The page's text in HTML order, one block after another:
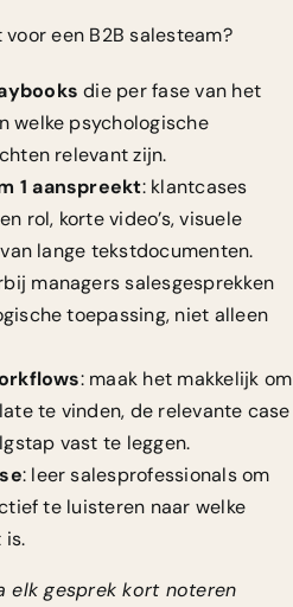
een B2B salesteam?
die per fase van het
welke psychologische
relevant zijn.
1 aanspreekt: klantcases
rol, korte video’s, visuele
lange tekstdocumenten.
managers salesgesprekken
toepassing, niet alleen
: maak het makkelijk om
te vinden, de relevante case
vast te leggen.
: leer salesprofessionals om
te luisteren naar welke
is.
elk gesprek kort noteren